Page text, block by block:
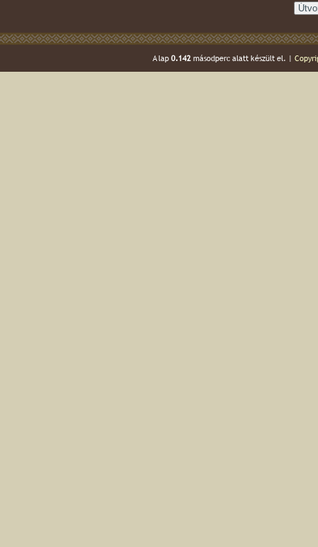
A lap 0.142másodperc alatt készült el. |